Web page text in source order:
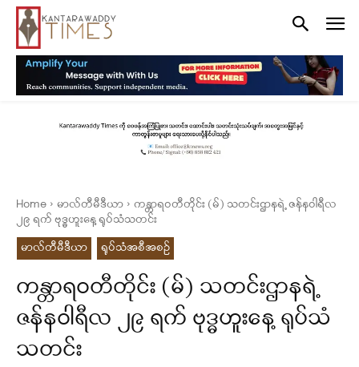
Home မာလ်တီမီဒီယာ
ကန္တာရဝတီတိုင်း (မ်) သတင်းဌာနရဲ့ ဇန်နဝါရီလ
၂၉ ရက် ဗုဒ္ဓဟူးနေ့ ရုပ်သံသတင်း
မာလ်တီမီဒီယာ
ရုပ်သံအစီအစဉ်
ကန္တာရဝတီတိုင်း (မ်) သတင်းဌာနရဲ့
ဇန်နဝါရီလ ၂၉ ရက် ဗုဒ္ဓဟူးနေ့ ရုပ်သံ
သတင်း